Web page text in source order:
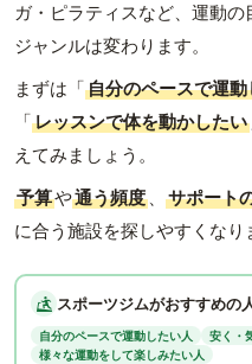
ガ・ピラティスなど、運動
ジャンルは変わります。
まずは「自分のペースで運動
「レッスンで体を動かしたい
えてみましょう。
予算や通う頻度 、 サポート
に合う施設を探しやすくなり
スポーツジムがおすすめの
自分のペースで運動したい人
安く・
様々な運動をして楽しみたい人